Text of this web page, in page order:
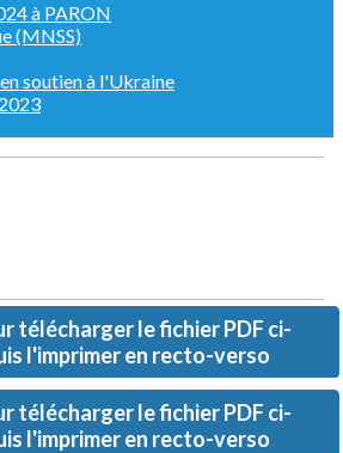
à PARON
(MNSS)
soutien à l'Ukraine
télécharger le fichier PDF ci-
l'imprimer en recto-verso
télécharger le fichier PDF ci-
l'imprimer en recto-verso